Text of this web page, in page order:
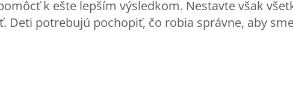
k ešte lepším výsledkom. Nestavte však
potrebujú pochopiť, čo robia správne, aby